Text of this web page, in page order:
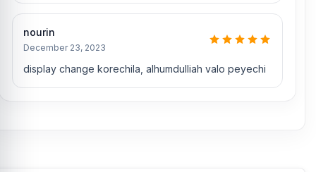
nourin
December 23, 2023
display change korechila, alhumdulliah valo peyechi